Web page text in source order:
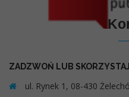
ZADZWOŃ LUB
ul. Rynek 1, 08-430